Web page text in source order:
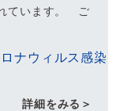
ています。 ご
ナウィルス感染
詳細をみる＞